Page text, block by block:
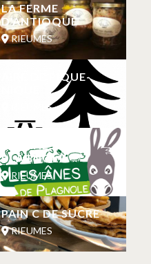
LA FERME
D’ANTIOQUE
RIEUMES
AIRE DE PIQUE-
RIEUMES
LES ANES DE
PLAGNOLE
RIEUMES
PAIN C DE SUCRE
RIEUMES